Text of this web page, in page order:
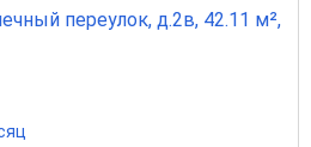
переулок, д.2в, 42.11 м²,